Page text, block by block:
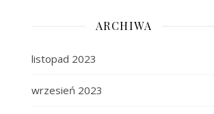
ARCHIWA
listopad 2023
wrzesień 2023